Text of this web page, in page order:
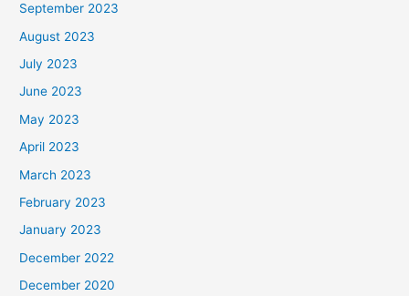
September 2023
August 2023
July 2023
June 2023
May 2023
April 2023
March 2023
February 2023
January 2023
December 2022
December 2020